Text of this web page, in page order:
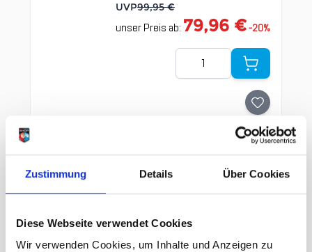
Zustimmung Details Über Cookies
Diese Webseite verwendet Cookies
Wir verwenden Cookies, um Inhalte und Anzeigen zu
UVP99,95 €
unser Preis ab: 79,96 €-20%
Menge
Clicken, um das Karussell zu überspringen
Wir haben andere Produkte
gefunden, die Ihnen gefallen
könnten!